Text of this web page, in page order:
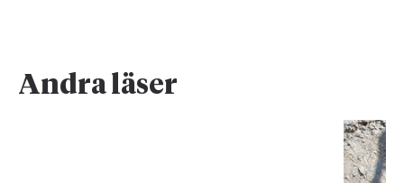
Andra läser